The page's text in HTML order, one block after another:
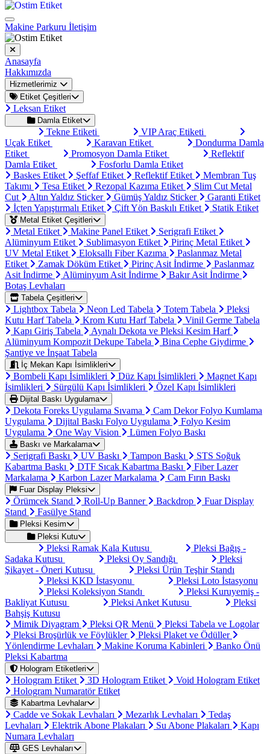
Makine Parkuru İletişim
Anasayfa
Hakkımızda
Hizmetlerimiz
Etiket Çeşitleri
Leksan Etiket
Damla Etiket
Tekne Etiketi
VIP Araç Etiketi
Uçak Etiket
Karavan Etiket
Dondurma Damla
Etiket
Promosyon Damla Etiket
Reflektif
Damla Etiket
Fosforlu Damla Etiket
Baskes Etiket
Şeffaf Etiket Reflektif Etiket
Membran Tuş
Takımı
Tesa Etiket Rezopal Kazıma Etiket
Slim Cut Metal
Cut
Altın Yaldız Sticker Gümüş Yaldız Sticker
Garanti Etiket
İçten Yapıştırmalı Etiket
Çift Yön Baskılı Etiket Statik Etiket
Metal Etiket Çeşitleri
Metal Etiket Makine Panel Etiket
Serigrafi Etiket
Alüminyum Etiket
Sublimasyon Etiket
Pirinç Metal Etiket
UV Metal Etiket
Eloksallı Fiber Kazıma
Paslanmaz Metal
Etiket
Zamak Döküm Etiket Pirinç Asit İndirme
Paslanmaz
Asit İndirme
Alüminyum Asit İndirme
Bakır Asit İndirme
Botaş Levhaları
Tabela Çeşitleri
Lightbox Tabela Neon Led Tabela Totem Tabela
Pleksi
Kutu Harf Tabela
Krom Kutu Harf Tabela
Vinil Germe Tabela
Kapı Giriş Tabela
Aynalı Dekota ve Pleksi Kesim Harf
Alüminyum Kompozit Dekupe Tabela
Bina Cephe Giydirme
Şantiye ve İnşaat Tabela
İç Mekan Kapı İsimlikleri
Bombeli Kapı İsimlikleri Düz Kapı İsimlikleri
Magnet Kapı
İsimlikleri
Sürgülü Kapı İsimlikleri Özel Kapı İsimlikleri
Dijital Baskı Uygulama
Dekota Foreks Uygulama Sıvama
Cam Dekor Folyo Kumlama
Uygulama
Dijital Baskı Folyo Uygulama
Folyo Kesim
Uygulama
One Way Vision Lümen Folyo Baskı
Baskı ve Markalama
Serigrafi Baskı UV Baskı Tampon Baskı
STS Soğuk
Kabartma Baskı
DTF Sıcak Kabartma Baskı
Fiber Lazer
Markalama
Karbon Lazer Markalama Cam Fırın Baskı
Fuar Display Pleksi
Örümcek Stand Roll-Up Banner Backdrop
Fuar Display
Stand
Fasülye Stand
Pleksi Kesim
Pleksi Kutu
Pleksi Ramak Kala Kutusu
Pleksi Bağış -
Sadaka Kutusu
Pleksi Oy Sandığı
Pleksi
Şikayet - Öneri Kutusu
Pleksi Ürün Teşhir Standı
Pleksi KKD İstasyonu
Pleksi Loto İstasyonu
Pleksi Koleksiyon Standı
Pleksi Kuruyemiş -
Bakliyat Kutusu
Pleksi Anket Kutusu
Pleksi
Bahşiş Kutusu
Mimik Diyagram
Pleksi QR Menü
Pleksi Tabela ve Logolar
Pleksi Broşürlük ve Föylükler
Pleksi Plaket ve Ödüller
Yönlendirme Levhaları
Makine Koruma Kabinleri
Banko Önü
Pleksi Kabartma
Hologram Etiketleri
Hologram Etiket 3D Hologram Etiket
Void Hologram Etiket
Hologram Numaratör Etiket
Kabartma Levhalar
Cadde ve Sokak Levhaları Mezarlık Levhaları
Tedaş
Levhaları
Elektrik Abone Plakaları Su Abone Plakaları
Kapı
Numara Levhaları
GES Levhaları